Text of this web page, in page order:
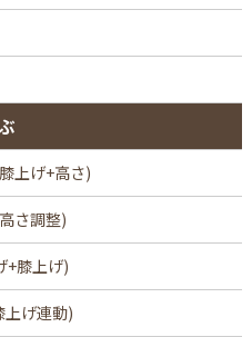
上げ+高さ)
さ調整)
+膝上げ)
上げ連動)